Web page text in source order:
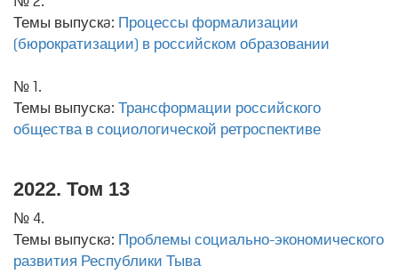
Темы выпускa: Процессы формализации
(бюрократизации) в российском образовании
№ 1.
Темы выпускa: Трансформации российского
общества в социологической ретроспективе
2022. Том 13
№ 4.
Темы выпускa: Проблемы социально-экономического
развития Республики Тыва